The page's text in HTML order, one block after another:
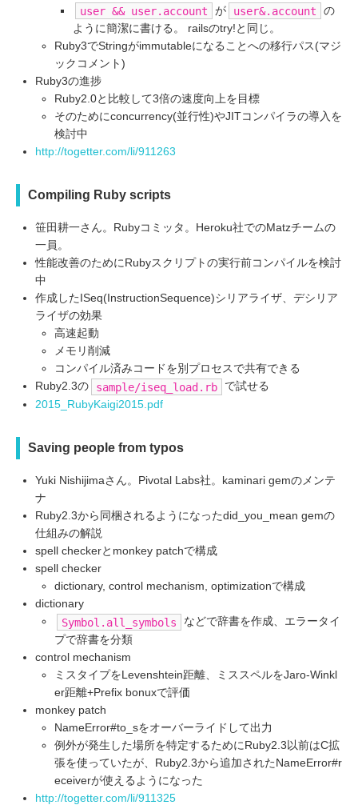
user && user.account
が user&.account
の
ように簡潔に書ける。 railsのtry!と同じ。
Ruby3でStringがimmutableになることへの移行パス(マジ
ックコメント)
Ruby3の進捗
Ruby2.0と比較して3倍の速度向上を目標
そのためにconcurrency(並行性)やJITコンパイラの導入を
検討中
http://togetter.com/li/911263
Compiling Ruby scripts
笹田耕一さん。Rubyコミッタ。Heroku社でのMatzチームの
一員。
性能改善のためにRubyスクリプトの実行前コンパイルを検討
中
作成したISeq(InstructionSequence)シリアライザ、デシリア
ライザの効果
高速起動
メモリ削減
コンパイル済みコードを別プロセスで共有できる
Ruby2.3の
sample/iseq_load.rb
で試せる
2015_RubyKaigi2015.pdf
Saving people from typos
Yuki Nishijimaさん。Pivotal Labs社。kaminari gemのメンテ
ナ
Ruby2.3から同梱されるようになったdid_you_mean gemの
仕組みの解説
spell checkerとmonkey patchで構成
spell checker
dictionary, control mechanism, optimizationで構成
dictionary
Symbol.all_symbols
などで辞書を作成、エラータイ
プで辞書を分類
control mechanism
ミスタイプをLevenshtein距離、ミススペルをJaro-Winkl
er距離+Prefix bonuxで評価
monkey patch
NameError#to_sをオーバーライドして出力
例外が発生した場所を特定するためにRuby2.3以前はC拡
張を使っていたが、Ruby2.3から追加されたNameError#r
eceiverが使えるようになった
http://togetter.com/li/911325